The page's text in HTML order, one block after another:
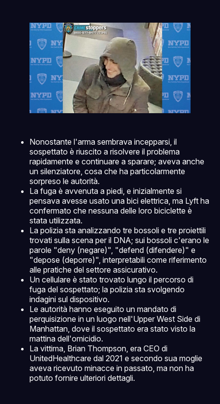
Nonostante l'arma sembrava incepparsi, il
sospettato è riuscito a risolvere il problema
rapidamente e continuare a sparare; aveva anche
un silenziatore, cosa che ha particolarmente
sorpreso le autorità.
La fuga è avvenuta a piedi, e inizialmente si
pensava avesse usato una bici elettrica, ma Lyft ha
confermato che nessuna delle loro biciclette è
stata utilizzata.
La polizia sta analizzando tre bossoli e tre proiettili
trovati sulla scena per il DNA; sui bossoli c'erano le
parole "deny (negare)", "defend (difendere)" e
"depose (deporre)", interpretabili come riferimento
alle pratiche del settore assicurativo.
Un cellulare è stato trovato lungo il percorso di
fuga del sospettato; la polizia sta svolgendo
indagini sul dispositivo.
Le autorità hanno eseguito un mandato di
perquisizione in un luogo nell'Upper West Side di
Manhattan, dove il sospettato era stato visto la
mattina dell'omicidio.
La vittima, Brian Thompson, era CEO di
UnitedHealthcare dal 2021 e secondo sua moglie
aveva ricevuto minacce in passato, ma non ha
potuto fornire ulteriori dettagli.